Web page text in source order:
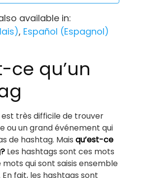
available in:
) Español (Espagnol)
ce qu’un
est très difficile de trouver
ou un grand événement qui
de hashtag. Mais qu’est-ce
Les hashtags sont ces mots
qui sont saisis ensemble
fait, les hashtags sont